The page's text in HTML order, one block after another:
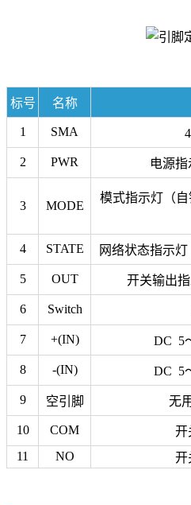
标号 名称
1 SMA
2 PWR 电源指
3 MODE
模式指示灯（
4 STATE 网络状态指示灯
5 OUT 开关输出
6 Switch
7 +(IN) DC 5
8 -(IN) DC 5
9 空引脚 无
10 COM
开
11
NO 开